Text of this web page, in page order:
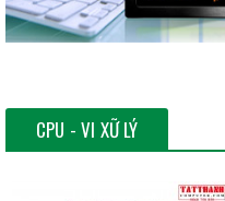
CPU - VI XỮ LÝ